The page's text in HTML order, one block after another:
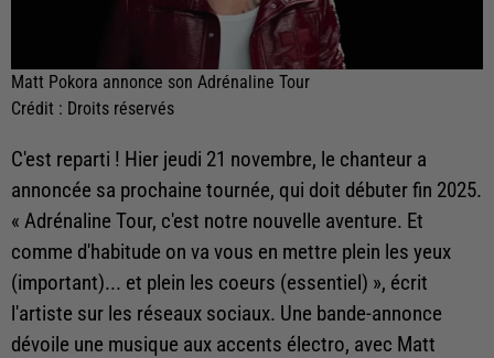
Matt Pokora annonce son Adrénaline Tour
Crédit : Droits réservés
C'est reparti ! Hier jeudi 21 novembre, le chanteur a
annoncée sa prochaine tournée, qui doit débuter fin 2025.
« Adrénaline Tour, c'est notre nouvelle aventure. Et
comme d'habitude on va vous en mettre plein les yeux
(important)... et plein les coeurs (essentiel) », écrit
l'artiste sur les réseaux sociaux. Une bande-annonce
dévoile une musique aux accents électro, avec Matt